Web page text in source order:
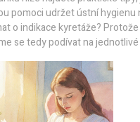
pomoci udržet ústní
o indikace kyretáže?
se tedy podívat na